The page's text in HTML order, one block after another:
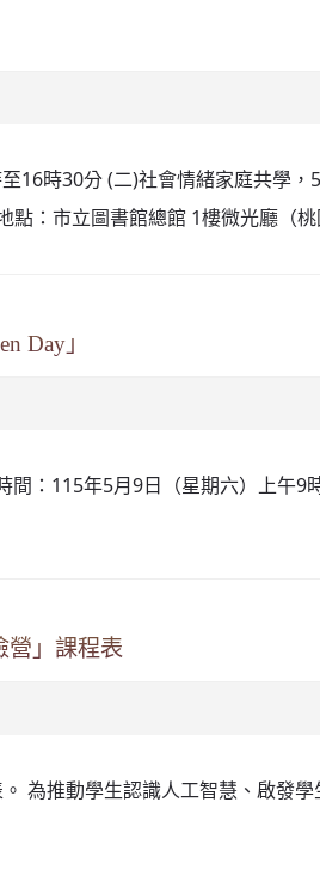
16時30分 (二)社會情緒家庭共學
：市立圖書館總館 1樓微光廳（
Day」
：115年5月9日（星期六）上午9
營」課程表
為推動學生認識人工智慧、啟發